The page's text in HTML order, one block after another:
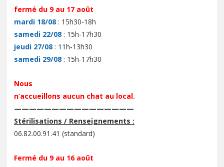
fermé du 9 au 17 août
mardi 18/08 : 15h30-18h
samedi 22/08 : 15h-17h30
jeudi 27/08 : 11h-13h30
samedi 29/08 : 15h-17h30
Nous
n’accueillons aucun chat au local.
————————————————
Stérilisations / Renseignements :
06.82.00.91.41 (standard)
Fermé du 9 au 16 août